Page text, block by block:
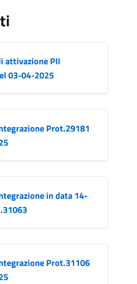
attivazione PII
03-04-2025
Prot.29181
in data 14-
Prot.31106